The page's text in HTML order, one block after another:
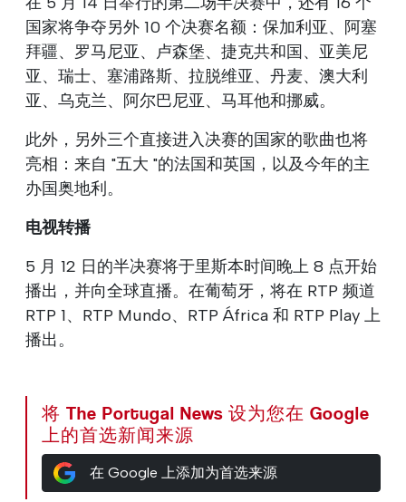
国家将争夺另外 10 个决赛名额：保加利亚、阿塞
拜疆、罗马尼亚、卢森堡、捷克共和国、亚美尼
亚、瑞士、塞浦路斯、拉脱维亚、丹麦、澳大利
亚、乌克兰、阿尔巴尼亚、马耳他和挪威。
此外，另外三个直接进入决赛的国家的歌曲也将
亮相：来自 "五大 "的法国和英国，以及今年的主
办国奥地利。
电视转播
5 月 12 日的半决赛将于里斯本时间晚上 8 点开始
播出，并向全球直播。在葡萄牙，将在 RTP 频道
RTP 1、RTP Mundo、RTP África 和 RTP Play 上
播出。
将 The Portugal News 设为您在 Google
上的首选新闻来源
在 Google 上添加为首选来源